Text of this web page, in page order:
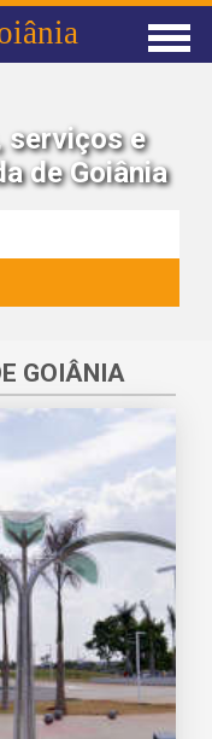
serviços e
de Goiânia
GOIÂNIA